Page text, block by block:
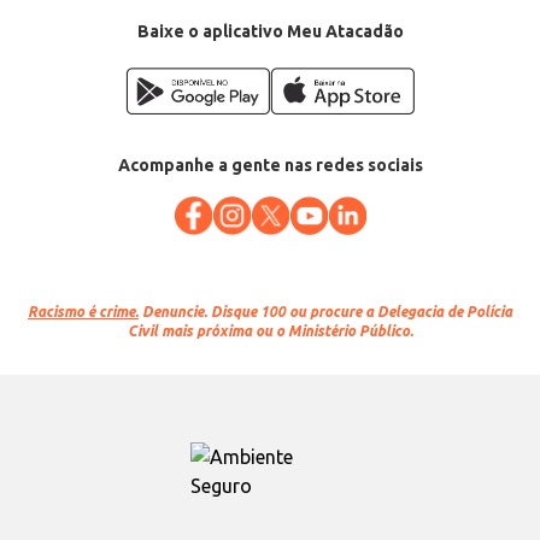
Baixe o aplicativo Meu Atacadão
Acompanhe a gente nas redes sociais
Racismo é crime. Denuncie. Disque 100 ou procure a Delegacia de Polícia
Civil mais próxima ou o Ministério Público.